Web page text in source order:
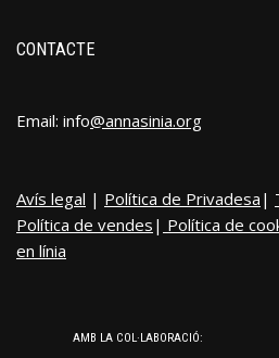
CONTACTE
Email: info@annasinia.org
Avís legal | Política de Privadesa |
Política de vendes | Política de
en línia
AMB LA COL·LABORACIÓ: